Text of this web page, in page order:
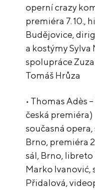
operní crazy
premiéra 7. 10.,
Budějovice,
a kostýmy Sylva
spolupráce
Tomáš Hrůza
• Thomas Adès
česká premiéra)
současná
Brno, premiéra
sál, Brno,
Marko Ivanović,
Přidalová,